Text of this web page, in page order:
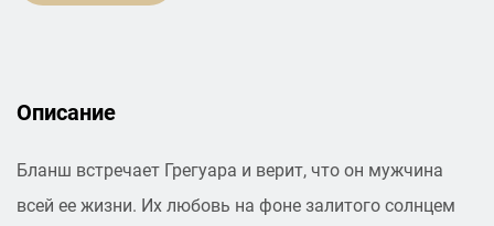
Описание
Бланш встречает Грегуара и верит, что он мужчина
всей ее жизни. Их любовь на фоне залитого солнцем